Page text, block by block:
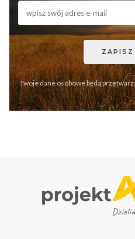
Twoje dane osobowe będą